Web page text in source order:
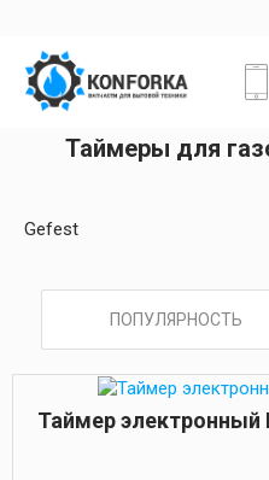
Таймеры для
Gefest
ПОПУЛЯРНОСТЬ
Таймер электронный